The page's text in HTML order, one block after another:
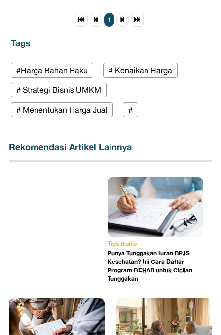
1
Tags
#Harga Bahan Baku # Kenaikan Harga
# Strategi Bisnis UMKM
# Menentukan Harga Jual #
Rekomendasi Artikel Lainnya
Tips Bisnis
Punya Tunggakan Iuran BPJS
Kesehatan? Ini Cara Daftar
Program REHAB untuk Cicilan
Tunggakan